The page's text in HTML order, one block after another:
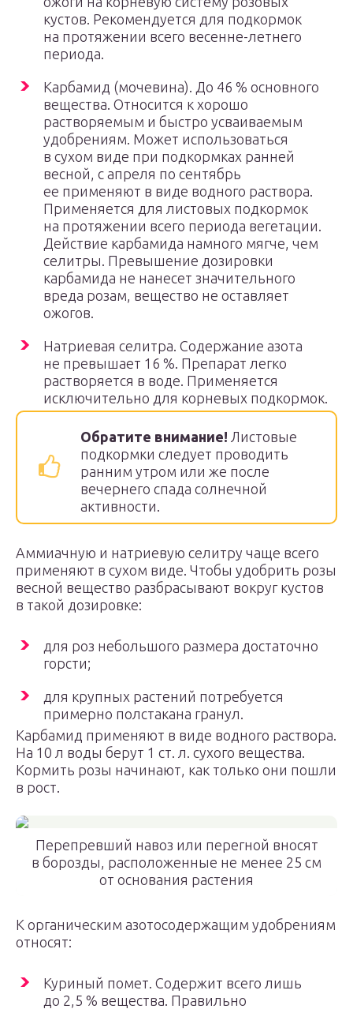
кустов. Рекомендуется для подкормок
на протяжении всего весенне-летнего
периода.
Карбамид (мочевина). До 46 % основного
вещества. Относится к хорошо
растворяемым и быстро усваиваемым
удобрениям. Может использоваться
в сухом виде при подкормках ранней
весной, с апреля по сентябрь
ее применяют в виде водного раствора.
Применяется для листовых подкормок
на протяжении всего периода вегетации.
Действие карбамида намного мягче, чем
селитры. Превышение дозировки
карбамида не нанесет значительного
вреда розам, вещество не оставляет
ожогов.
Натриевая селитра. Содержание азота
не превышает 16 %. Препарат легко
растворяется в воде. Применяется
исключительно для корневых подкормок.
Обратите внимание! Листовые
подкормки следует проводить
ранним утром или же после
вечернего спада солнечной
активности.
Аммиачную и натриевую селитру чаще всего
применяют в сухом виде. Чтобы удобрить розы
весной вещество разбрасывают вокруг кустов
в такой дозировке:
для роз небольшого размера достаточно
горсти;
для крупных растений потребуется
примерно полстакана гранул.
Карбамид применяют в виде водного раствора.
На 10 л воды берут 1 ст. л. сухого вещества.
Кормить розы начинают, как только они пошли
в рост.
Перепревший навоз или перегной вносят
в борозды, расположенные не менее 25 см
от основания растения
К органическим азотосодержащим удобрениям
относят:
Куриный помет. Содержит всего лишь
до 2,5 % вещества. Правильно